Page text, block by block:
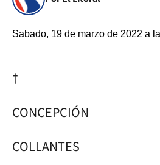
Sabado, 19 de marzo de 2022 a
†
CONCEPCIÓN
COLLANTES